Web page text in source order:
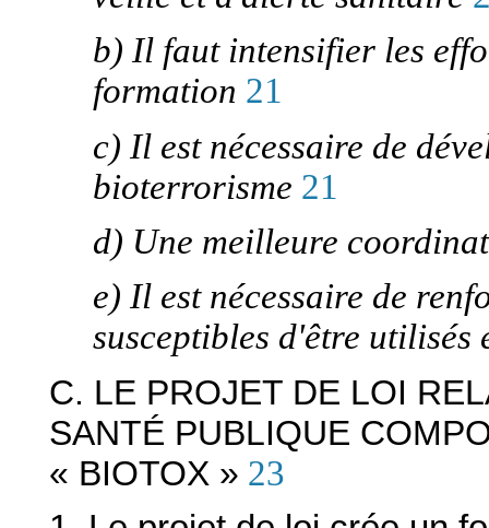
b) Il faut intensifier les
formation 21
c) Il est nécessaire de
bioterrorisme 21
d) Une meilleure
e) Il est nécessaire de
susceptibles d'être utilisés
C. LE PROJET DE LOI
SANTÉ PUBLIQUE
« BIOTOX » 23